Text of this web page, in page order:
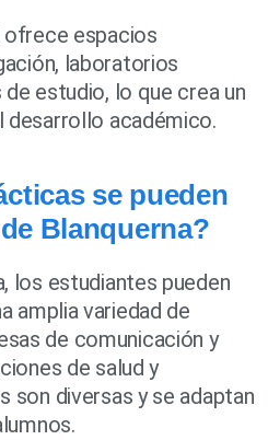
ofrece espacios
laboratorios
estudio, lo que crea un
académico.
se pueden
Blanquerna?
los estudiantes pueden
amplia variedad de
de comunicación y
de salud y
son diversas y se adaptan